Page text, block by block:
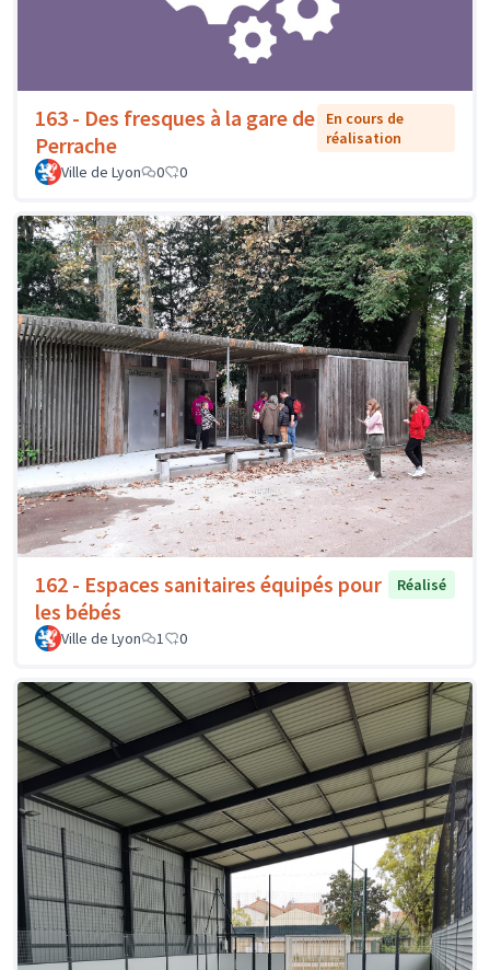
163 - Des fresques à la gare de
Perrache
En cours de
réalisation
Ville de Lyon
0 0
162 - Espaces sanitaires équipés pour
les bébés
Réalisé
Ville de Lyon 1 0